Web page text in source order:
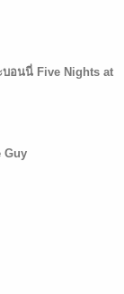
อนนี่ Five Nights at
Guy